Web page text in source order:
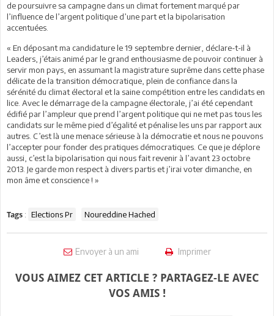
de poursuivre sa campagne dans un climat fortement marqué par
l’influence de l’argent politique d’une part et la bipolarisation
accentuées.
« En déposant ma candidature le 19 septembre dernier, déclare-t-il à
Leaders, j’étais animé par le grand enthousiasme de pouvoir continuer à
servir mon pays, en assumant la magistrature suprême dans cette phase
délicate de la transition démocratique, plein de confiance dans la
sérénité du climat électoral et la saine compétition entre les candidats en
lice. Avec le démarrage de la campagne électorale, j’ai été cependant
édifié par l’ampleur que prend l’argent politique qui ne met pas tous les
candidats sur le même pied d’égalité et pénalise les uns par rapport aux
autres. C’est là une menace sérieuse à la démocratie et nous ne pouvons
l’accepter pour fonder des pratiques démocratiques. Ce que je déplore
aussi, c’est la bipolarisation qui nous fait revenir à l’avant 23 octobre
2013. Je garde mon respect à divers partis et j’irai voter dimanche, en
mon âme et conscience ! »
Tags : Elections Pr Noureddine Hached
Envoyer à un ami Imprimer
VOUS AIMEZ CET ARTICLE ? PARTAGEZ-LE AVEC
VOS AMIS !